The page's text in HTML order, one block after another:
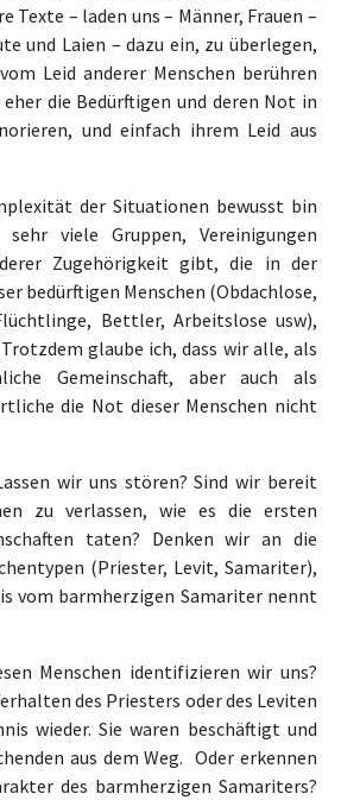
Texte – laden uns – Männer, Frauen –
und Laien – dazu ein, zu überlegen,
Leid anderer Menschen berühren
die Bedürftigen und deren Not in
und einfach ihrem Leid aus
der Situationen bewusst bin
viele Gruppen, Vereinigungen
Zugehörigkeit gibt, die in der
bedürftigen Menschen (Obdachlose,
Bettler, Arbeitslose usw),
glaube ich, dass wir alle, als
Gemeinschaft, aber auch als
die Not dieser Menschen nicht
wir uns stören? Sind wir bereit
zu verlassen, wie es die ersten
taten? Denken wir an die
(Priester, Levit, Samariter),
vom barmherzigen Samariter nennt
Menschen identifizieren wir uns?
des Priesters oder des Leviten
wieder. Sie waren beschäftigt und
aus dem Weg. Oder erkennen
des barmherzigen Samariters?